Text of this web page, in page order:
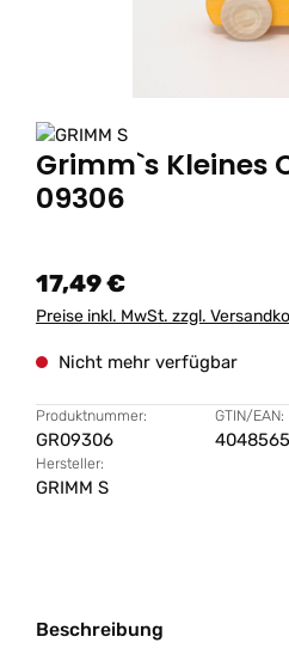
Grimm`s Kleines
09306
17,49 €
Preise inkl. MwSt. zzgl.
Nicht mehr verfügbar
Produktnummer:
GR09306
GTIN/EAN:
Hersteller:
GRIMM S
Beschreibung